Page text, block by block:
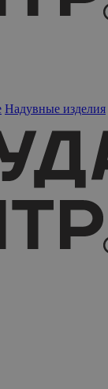
Надувные изделия